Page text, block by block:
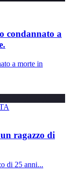
condannato a
a morte in
ragazzo di
di 25 anni...